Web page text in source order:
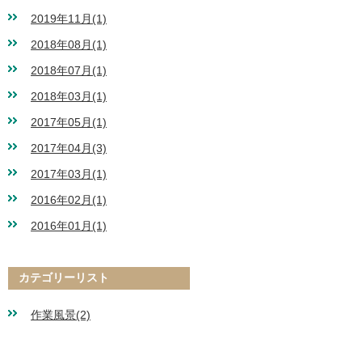
2019年11月(1)
2018年08月(1)
2018年07月(1)
2018年03月(1)
2017年05月(1)
2017年04月(3)
2017年03月(1)
2016年02月(1)
2016年01月(1)
カテゴリーリスト
作業風景(2)